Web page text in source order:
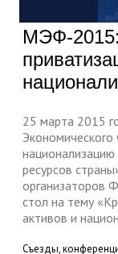
МЭФ-2015:
25 марта 2015
национализацию
ресурсов
организаторов
стол на тему
активов и
Съезды,